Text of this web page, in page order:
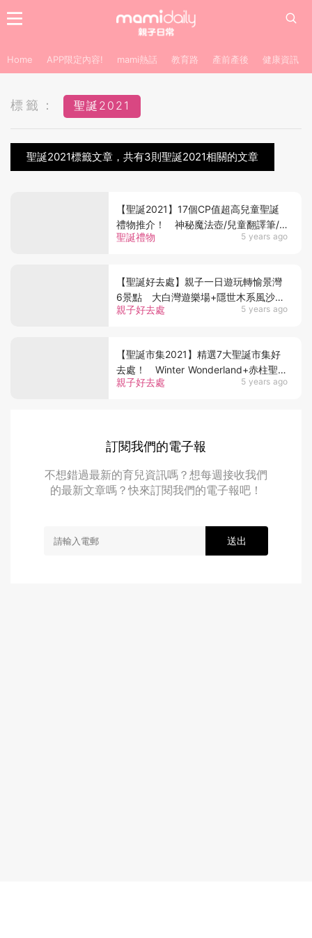
Home APP限定內容! mami熱話 教育路 產前產後 健康資訊
標籤： 聖誕2021
聖誕2021標籤文章，共有3則聖誕2021相關的文章
聖誕禮物 5 years ago
【聖誕2021】17個CP值超高兒童聖誕
禮物推介！ 神秘魔法壺/兒童翻譯筆/
即影即有相機
親子好去處 5 years ago
【聖誕好去處】親子一日遊玩轉愉景灣
6景點 大白灣遊樂場+隱世木系風沙灘
+歷奇王國
親子好去處 5 years ago
【聖誕市集2021】精選7大聖誕市集好
去處！ Winter Wonderland+赤柱聖誕
市集+愉景灣聖誕市集
訂閱我們的電子報
不想錯過最新的育兒資訊嗎？想每週接收我們
的最新文章嗎？快來訂閱我們的電子報吧！
送出